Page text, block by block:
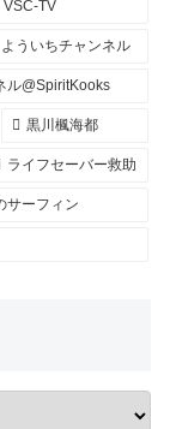
VSC-TV
よういちチャンネル
ル@SpiritKooks
黒川楓海都
ライフセーバー救助
サーフィン